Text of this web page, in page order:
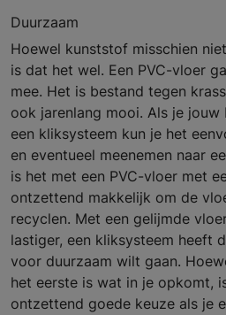
Duurzaam
Hoewel kunststof misschien
is dat het wel. Een PVC-vloer
mee. Het is bestand tegen
ook jarenlang mooi. Als je jouw
een kliksysteem kun je het
en eventueel meenemen naar
is het met een PVC-vloer met
ontzettend makkelijk om de
recyclen. Met een gelijmde
lastiger, een kliksysteem heeft
voor duurzaam wilt gaan.
het eerste is wat in je opkomt,
ontzettend goede keuze als je